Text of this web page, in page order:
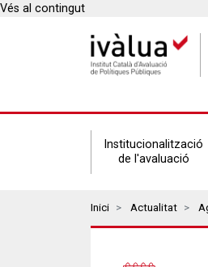
Vés al contingut
Secondary
navigation
Institucionalització
de l'avaluació
Inici Actualitat